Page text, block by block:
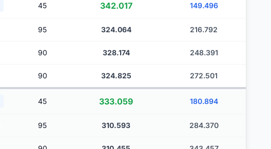
45 342.017 149.496
95 324.064 216.792
90 328.174 248.391
90 324.825 272.501
45 333.059 180.894
95 310.593 284.370